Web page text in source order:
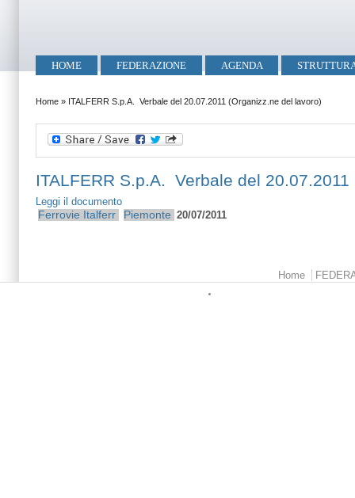
Menu principale
HOME FEDERAZIONE AGENDA
Tu sei qui
Home » ITALFERR S.p.A. Verbale del 20.07.2011 (Organizz.ne del lavoro)
ITALFERR S.p.A. Verbale del
Leggi il documento
Ferrovie Italferr Piemonte 20/07/2011
Home